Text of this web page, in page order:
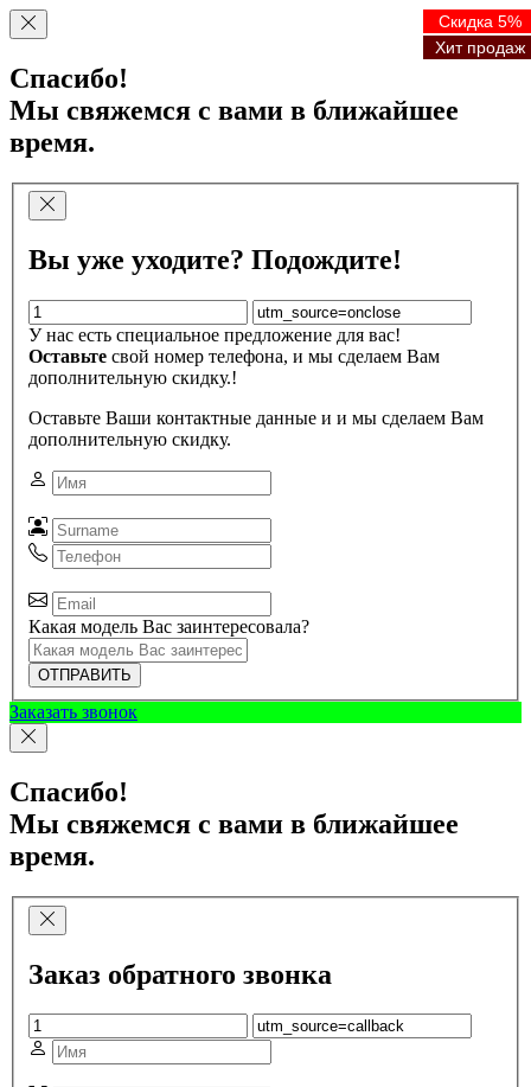
Спасибо!
Мы свяжемся с вами в ближайшее
время.
Вы уже уходите? Подождите!
У нас есть специальное предложение для вас!
Оставьте свой номер телефона, и мы сделаем Вам
дополнительную скидку.!
Оставьте Ваши контактные данные и и мы сделаем Вам
дополнительную скидку.
Какая модель Вас заинтересовала?
ОТПРАВИТЬ
Заказать звонок
Спасибо!
Мы свяжемся с вами в ближайшее
время.
Заказ обратного звонка
Скидка 5%
Хит продаж
Скидка 5%
Хит продаж
Скидка 5%
Хит продаж
Скидка 5%
Хит продаж